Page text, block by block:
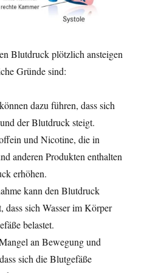
Blutdruck plötzlich ansteigen
Gründe sind:
dazu führen, dass sich
der Blutdruck steigt.
und Nicotine, die in
anderen Produkten enthalten
erhöhen.
kann den Blutdruck
dass sich Wasser im Körper
belastet.
an Bewegung und
sich die Blutgefäße